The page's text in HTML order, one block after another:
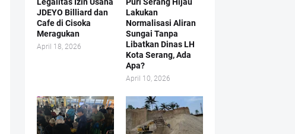
JDEYO Billiard dan
Cafe di Cisoka
Meragukan
April 18, 2026
Lakukan
Normalisasi Aliran
Sungai Tanpa
Libatkan Dinas LH
Kota Serang, Ada
Apa?
April 10, 2026